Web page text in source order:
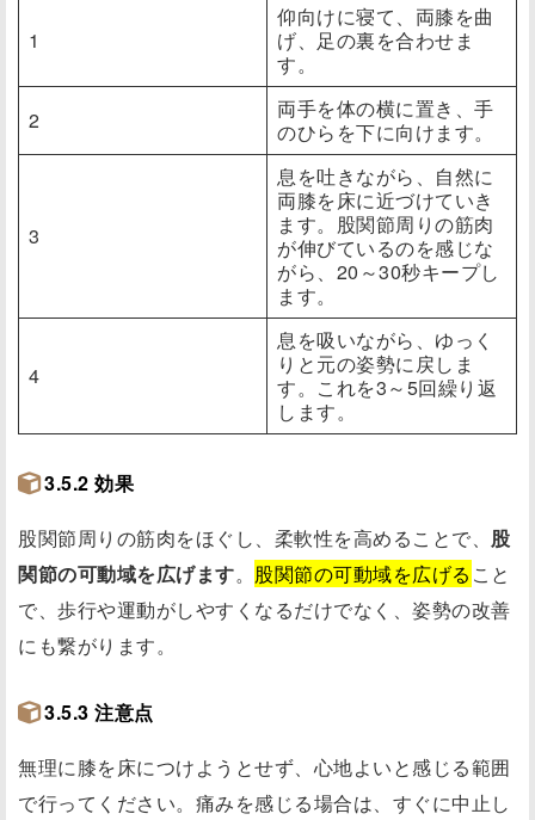
1
仰向けに寝て、両膝を曲
げ、足の裏を合わせま
す。
2
両手を体の横に置き、手
のひらを下に向けます。
3
息を吐きながら、自然に
両膝を床に近づけていき
ます。股関節周りの筋肉
が伸びているのを感じな
がら、20～30秒キープし
ます。
4
息を吸いながら、ゆっく
りと元の姿勢に戻しま
す。これを3～5回繰り返
します。
3.5.2 効果
股関節周りの筋肉をほぐし、柔軟性を高めることで、 股
関節の可動域を広げます。 股関節の可動域を広げる こと
で、歩行や運動がしやすくなるだけでなく、姿勢の改善
にも繋がります。
3.5.3 注意点
無理に膝を床につけようとせず、心地よいと感じる範囲
で行ってください。痛みを感じる場合は、すぐに中止し